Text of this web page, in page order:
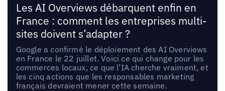
Les AI Overviews débarquent enfin en
France : comment les entreprises multi-
sites doivent s’adapter ?
Google a confirmé le déploiement des AI Overviews
en France le 22 juillet. Voici ce qui change pour les
commerces locaux, ce que l’IA cherche vraiment, et
les cinq actions que les responsables marketing
français devraient mener cette semaine.